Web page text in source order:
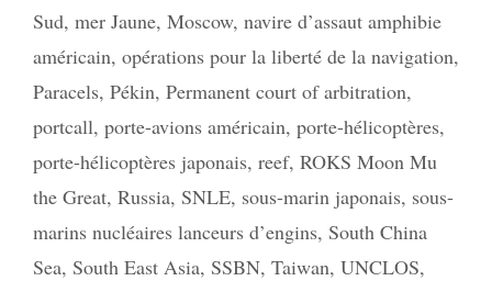
Sud, mer Jaune, Moscow, navire d’assaut amphibie
américain, opérations pour la liberté de la navigation,
Paracels, Pékin, Permanent court of arbitration,
portcall, porte-avions américain, porte-hélicoptères,
porte-hélicoptères japonais, reef, ROKS Moon Mu
the Great, Russia, SNLE, sous-marin japonais, sous-
marins nucléaires lanceurs d’engins, South China
Sea, South East Asia, SSBN, Taiwan, UNCLOS,